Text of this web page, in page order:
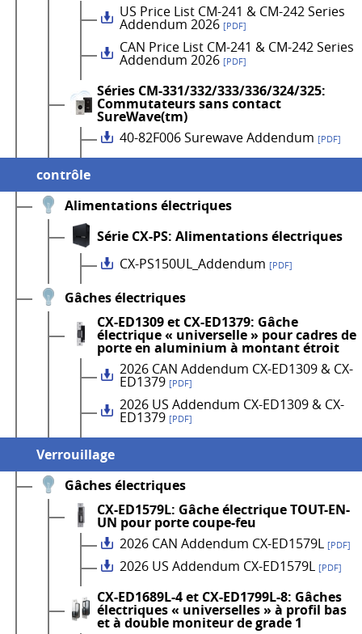
US Price List CM-241 & CM-242 Series
Addendum 2026 [PDF]
CAN Price List CM-241 & CM-242 Series
Addendum 2026 [PDF]
Séries CM-331/332/333/336/324/325:
Commutateurs sans contact
SureWave(tm)
40-82F006 Surewave Addendum [PDF]
contrôle
Alimentations électriques
Série CX-PS: Alimentations électriques
CX-PS150UL_Addendum [PDF]
Gâches électriques
CX-ED1309 et CX-ED1379: Gâche
électrique « universelle » pour cadres de
porte en aluminium à montant étroit
2026 CAN Addendum CX-ED1309 & CX-
ED1379 [PDF]
2026 US Addendum CX-ED1309 & CX-
ED1379 [PDF]
Verrouillage
Gâches électriques
CX-ED1579L: Gâche électrique TOUT-EN-
UN pour porte coupe-feu
2026 CAN Addendum CX-ED1579L [PDF]
2026 US Addendum CX-ED1579L [PDF]
CX-ED1689L-4 et CX-ED1799L-8: Gâches
électriques « universelles » à profil bas
et à double moniteur de grade 1